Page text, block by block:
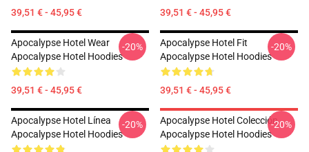
39,51 € - 45,95 € 39,51 € - 45,95 €
Apocalypse Hotel Wear
Apocalypse Hotel Hoodies
39,51 € - 45,95 €
-20%
Apocalypse Hotel Fit
Apocalypse Hotel Hoodies
39,51 € - 45,95 €
-20%
Apocalypse Hotel Línea
Apocalypse Hotel Hoodies
-20%
Apocalypse Hotel Colección
Apocalypse Hotel Hoodies
-20%